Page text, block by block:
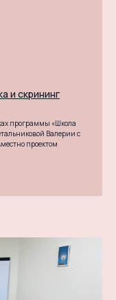
и скрининг
программы «Школа
Валерии с
проектом